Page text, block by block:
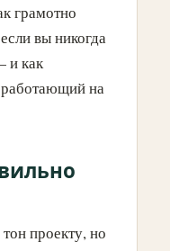
грамотно
вы никогда
и как
работающий на
проекту, но